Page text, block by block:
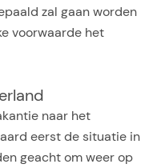
zal gaan worden
voorwaarde het
naar het
eerst de situatie in
geacht om weer op